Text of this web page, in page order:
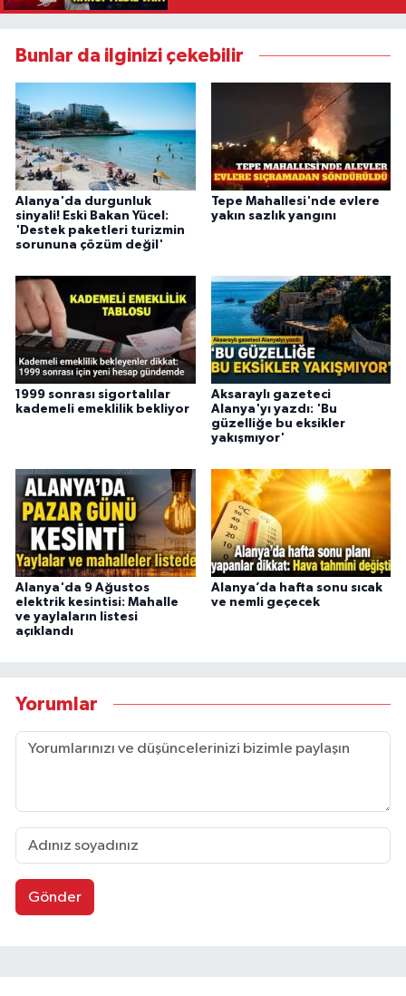
Bunlar da ilginizi çekebilir
Alanya'da durgunluk
sinyali! Eski Bakan Yücel:
'Destek paketleri turizmin
sorununa çözüm değil'
Tepe Mahallesi'nde evlere
yakın sazlık yangını
1999 sonrası sigortalılar
kademeli emeklilik bekliyor
Aksaraylı gazeteci
Alanya'yı yazdı: 'Bu
güzelliğe bu eksikler
yakışmıyor'
Alanya'da 9 Ağustos
elektrik kesintisi: Mahalle
ve yaylaların listesi
açıklandı
Alanya’da hafta sonu sıcak
ve nemli geçecek
Yorumlar
Gönder